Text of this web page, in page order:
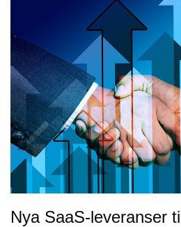
Nya SaaS-leveranser